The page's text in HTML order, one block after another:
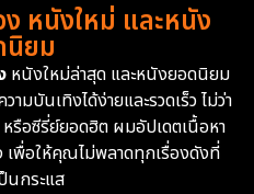
359
319
9
หนังใหม่ และหนัง
นิยม
หนังใหม่ล่าสุด และหนังยอดนิยม
มบันเทิงได้ง่ายและรวดเร็ว ไม่ว่า
รือซีรี่ย์ยอดฮิต ผมอัปเดตเนื้อหา
เพื่อให้คุณไม่พลาดทุกเรื่องดังที่
นกระแส